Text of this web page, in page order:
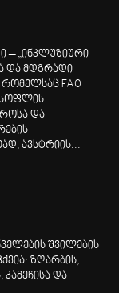
– „ინკლუზიური
და მდგრადი
FAO
სოფლის
და
ავსტრიის...
შვილების
ზღარბის,
კამეჩისა და